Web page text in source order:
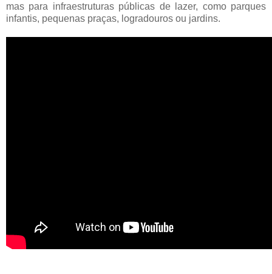
mas para infraestruturas públicas de lazer, como parques
infantis, pequenas praças, logradouros ou jardins.